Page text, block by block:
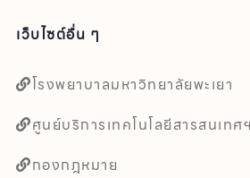
เว็บไซต์อื่น ๆ
โรงพยาบาลมหาวิทยาลัยพะเยา
ศูนย์บริการเทคโนโลยีสารสนเทศฯ
กองกฎหมาย